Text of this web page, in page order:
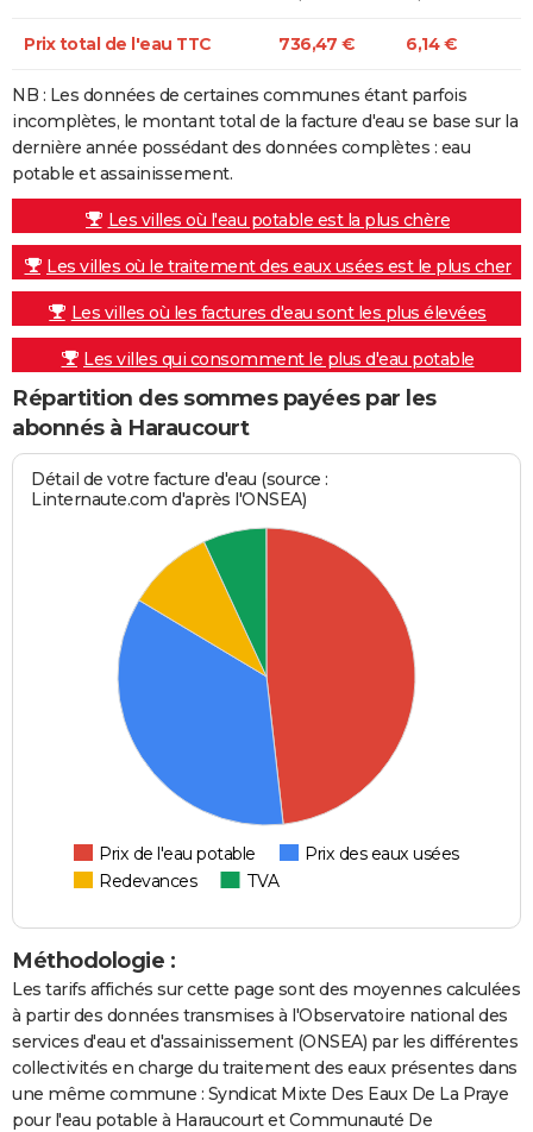
Prix total de l'eau TTC 736,47 € 6,14 €
NB : Les données de certaines communes étant parfois
incomplètes, le montant total de la facture d'eau se base sur la
dernière année possédant des données complètes : eau
potable et assainissement.
Les villes où l'eau potable est la plus chère
Les villes où le traitement des eaux usées est le plus cher
Les villes où les factures d'eau sont les plus élevées
Les villes qui consomment le plus d'eau potable
Répartition des sommes payées par les
abonnés à Haraucourt
Détail de votre facture d'eau (source :
Linternaute.com d'après l'ONSEA)
Prix de l'eau potable
Prix des eaux usées
Redevances
TVA
Méthodologie :
Les tarifs affichés sur cette page sont des moyennes calculées
à partir des données transmises à l'Observatoire national des
services d'eau et d'assainissement (ONSEA) par les différentes
collectivités en charge du traitement des eaux présentes dans
une même commune : Syndicat Mixte Des Eaux De La Praye
pour l'eau potable à Haraucourt et Communauté De